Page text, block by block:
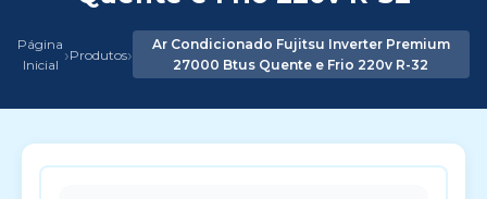
Página
Inicial ›Produtos›
Ar Condicionado Fujitsu Inverter Premium
27000 Btus Quente e Frio 220v R-32